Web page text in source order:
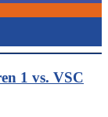
1 vs. VSC